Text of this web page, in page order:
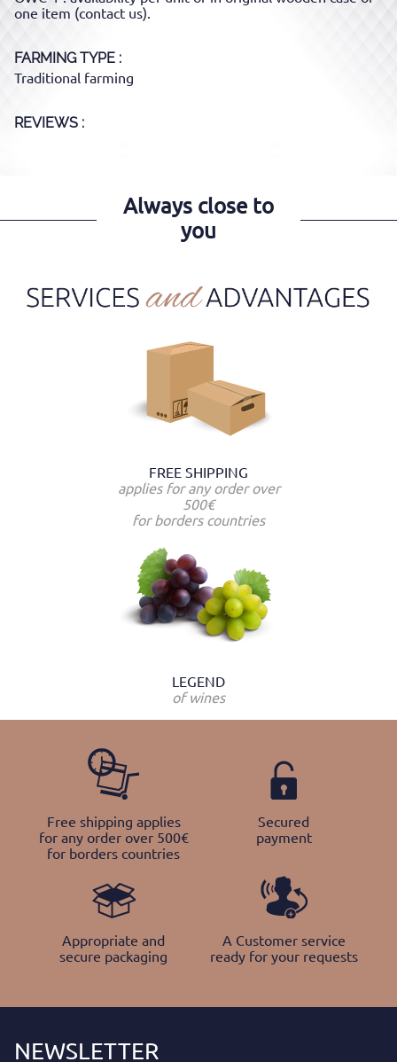
one item (contact us).
FARMING TYPE
Traditional farming
REVIEWS :
Always close to
you
FREE SHIPPING
applies for any order over
500€
for borders countries
LEGEND
of wines
Free shipping applies
for any order over 500€
for borders countries
Secured
payment
Appropriate and
secure packaging
A Customer service
ready for your requests